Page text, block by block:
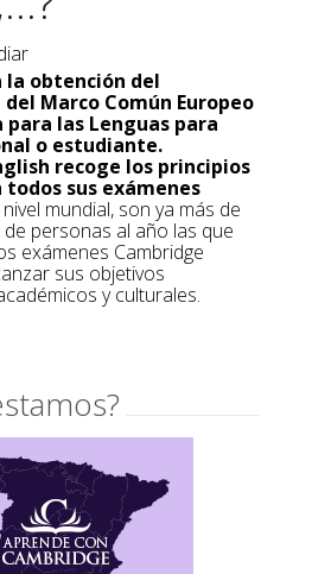
la obtención del
Marco Común Europeo
para las Lenguas para
o estudiante.
recoge los principios
sus exámenes
mundial, son ya más de
personas al año las que
exámenes Cambridge
sus objetivos
y culturales.